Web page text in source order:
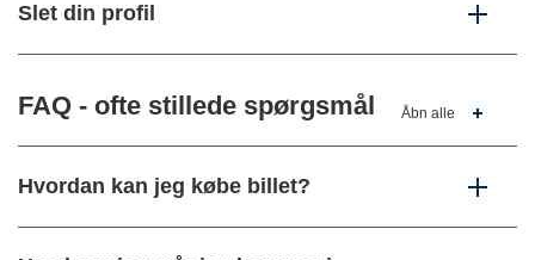
Slet din profil
FAQ - ofte stillede spørgsmål Åbn alle
Hvordan kan jeg købe billet?